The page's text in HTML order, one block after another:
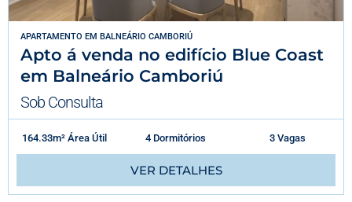
APARTAMENTO EM BALNEÁRIO CAMBORIÚ
Apto á venda no edifício Blue Coast
em Balneário Camboriú
Sob Consulta
164.33m² Área Útil 4 Dormitórios 3 Vagas
VER DETALHES